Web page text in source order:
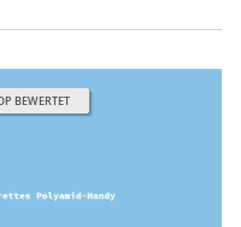
BEWERTET